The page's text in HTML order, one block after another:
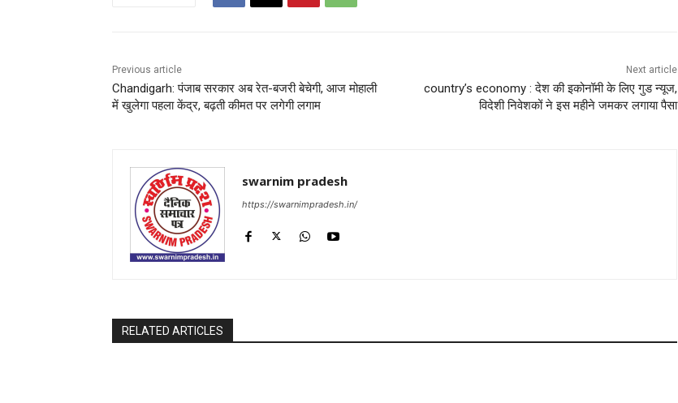
Previous article
Chandigarh: पंजाब सरकार अब रेत-बजरी बेचेगी, आज मोहाली
में खुलेगा पहला केंद्र, बढ़ती कीमत पर लगेगी लगाम
Next article
country’s economy : देश की इकोनॉमी के लिए गुड न्यूज,
विदेशी निवेशकों ने इस महीने जमकर लगाया पैसा
swarnim pradesh
https://swarnimpradesh.in/
RELATED ARTICLES